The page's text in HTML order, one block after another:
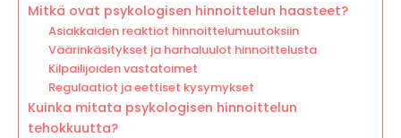
Mitkä ovat psykologisen hinnoittelun haasteet?
Asiakkaiden reaktiot hinnoittelumuutoksiin
Väärinkäsitykset ja harhaluulot hinnoittelusta
Kilpailijoiden vastatoimet
Regulaatiot ja eettiset kysymykset
Kuinka mitata psykologisen hinnoittelun
tehokkuutta?